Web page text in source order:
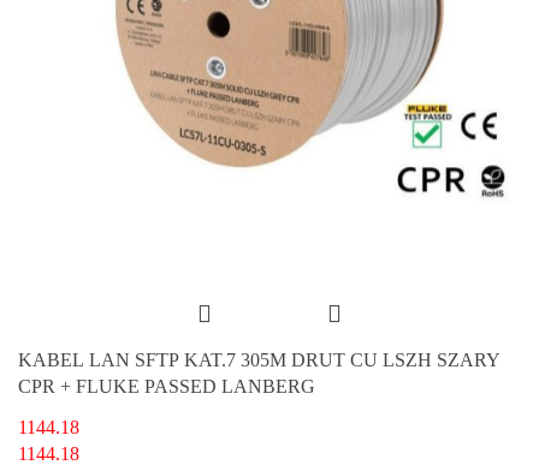
KABEL LAN SFTP KAT.7 305M DRUT CU LSZH SZARY
CPR + FLUKE PASSED LANBERG
1144.18
1144.18